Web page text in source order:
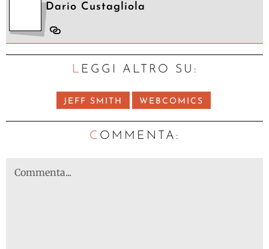
Dario Custagliola
LEGGI ALTRO SU:
JEFF SMITH WEBCOMICS
C OMMENTA: